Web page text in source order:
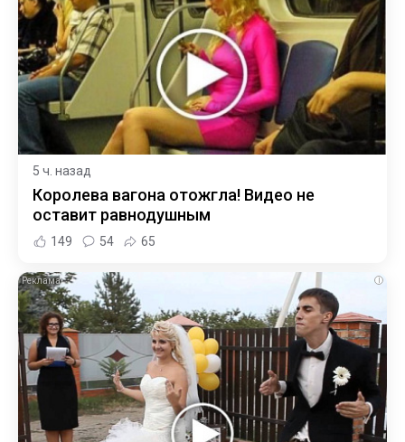
5 ч. назад
Королева вагона отожгла! Видео не
оставит равнодушным
149 54 65
i